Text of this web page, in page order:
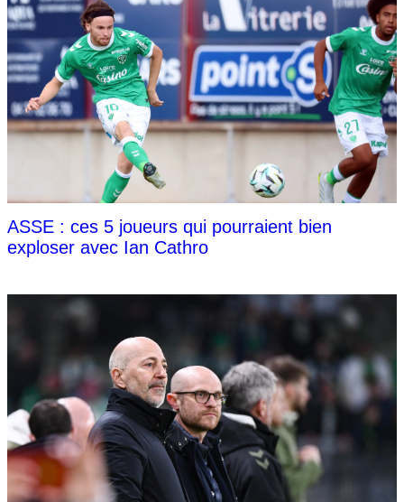
ASSE : ces 5 joueurs qui pourraient bien
exploser avec Ian Cathro